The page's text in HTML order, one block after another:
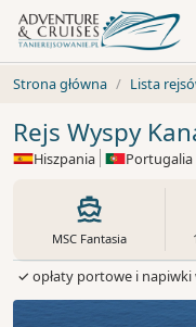
Strona główna Lista
Rejs Wyspy
Hiszpania Portugalia
MSC Fantasia
✓ opłaty portowe i napiwki